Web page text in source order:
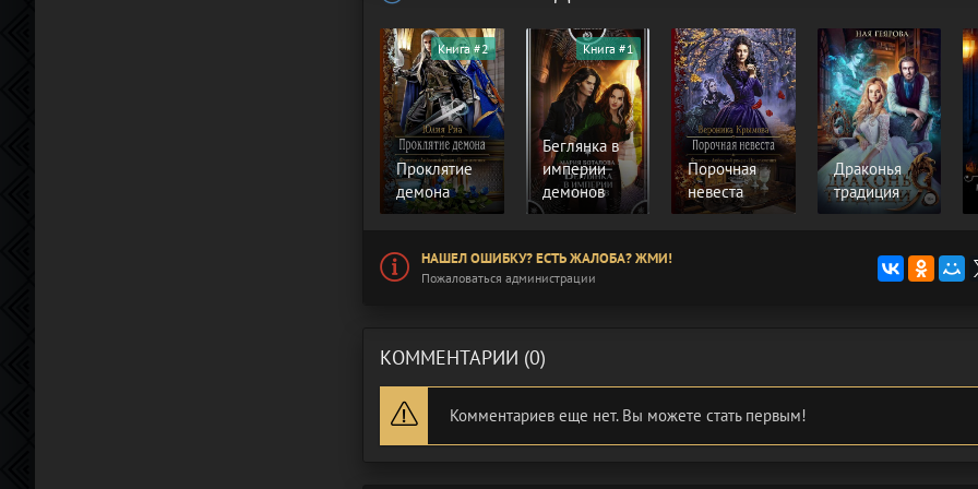
Проклятие
демона
Книга #2
Беглянка в
империи
демонов
Книга #1
Порочная
невеста
Драконья
традиция
НАШЕЛ ОШИБКУ? ЕСТЬ ЖАЛОБА? ЖМИ!
Пожаловаться администрации
КОММЕНТАРИИ (0)
Комментариев еще нет. Вы можете стать первым!